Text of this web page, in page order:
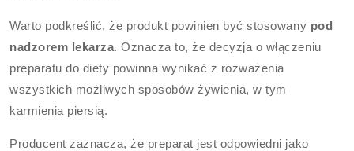
Warto podkreślić, że produkt powinien być stosowany pod
nadzorem lekarza. Oznacza to, że decyzja o włączeniu
preparatu do diety powinna wynikać z rozważenia
wszystkich możliwych sposobów żywienia, w tym
karmienia piersią.
Producent zaznacza, że preparat jest odpowiedni jako